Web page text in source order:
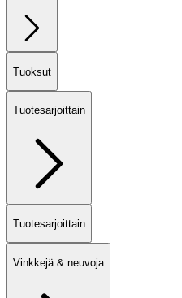
Tuoksut
Tuotesarjoittain
Tuotesarjoittain
Vinkkejä & neuvoja